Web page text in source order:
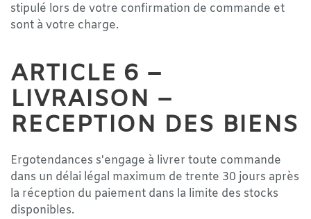
stipulé lors de votre confirmation de commande et
sont à votre charge.
ARTICLE 6 –
LIVRAISON –
RECEPTION DES BIENS
Ergotendances s'engage à livrer toute commande
dans un délai légal maximum de trente 30 jours après
la réception du paiement dans la limite des stocks
disponibles.